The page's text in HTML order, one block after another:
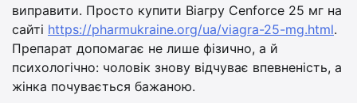
виправити. Просто купити Віагру Cenforce 25 мг на
сайті https://pharmukraine.org/ua/viagra-25-mg.html.
Препарат допомагає не лише фізично, а й
психологічно: чоловік знову відчуває впевненість, а
жінка почувається бажаною.